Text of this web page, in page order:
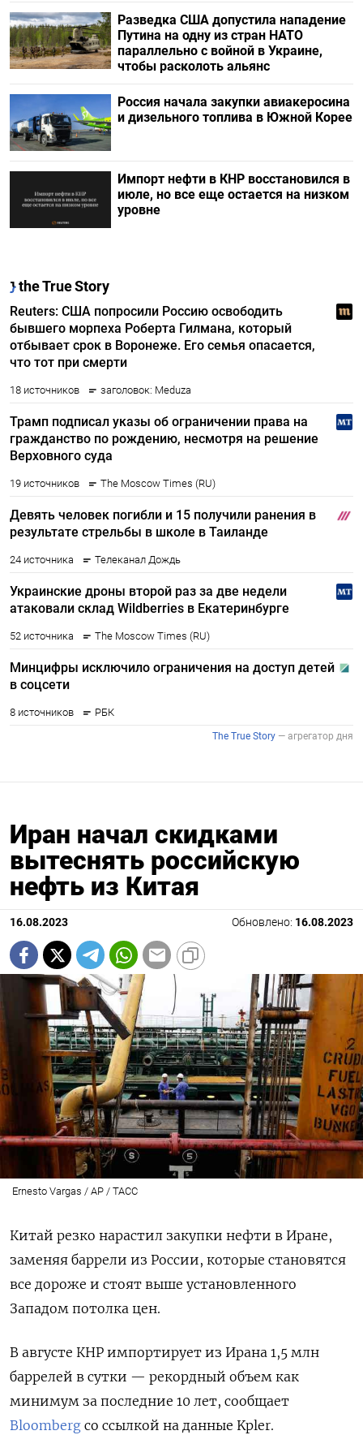
Разведка США допустила нападение
Путина на одну из стран НАТО
параллельно с войной в Украине,
чтобы расколоть альянс
Россия начала закупки авиакеросина
и дизельного топлива в Южной Корее
Импорт нефти в КНР восстановился в
июле, но все еще остается на низком
уровне
Иран начал скидками
вытеснять российскую
нефть из Китая
16.08.2023 Обновлено: 16.08.2023
Ernesto Vargas / AP / ТАСС
Китай резко нарастил закупки нефти в Иране,
заменяя баррели из России, которые становятся
все дороже и стоят выше установленного
Западом потолка цен.
В августе КНР импортирует из Ирана 1,5 млн
баррелей в сутки — рекордный объем как
минимум за последние 10 лет, сообщает
Bloomberg со ссылкой на данные Kpler.